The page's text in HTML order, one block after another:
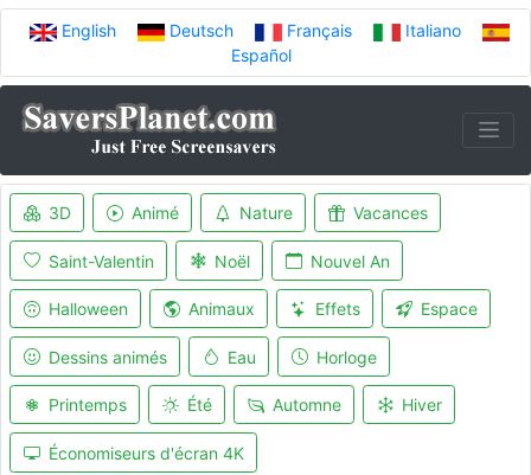
English Deutsch Français
Italiano
Español
3D Animé Nature Vacances
Saint-Valentin Noël Nouvel An
Halloween Animaux Effets Espace
Dessins animés Eau Horloge
Printemps Été Automne Hiver
Économiseurs d'écran 4K